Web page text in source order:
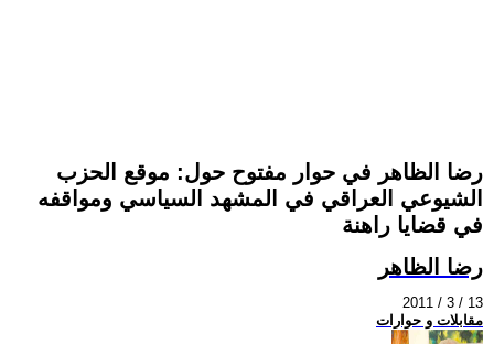
رضا الظاهر في حوار مفتوح حول: موقع الحزب
الشيوعي العراقي في المشهد السياسي ومواقفه
في قضايا راهنة
رضا الظاهر
2011 / 3 / 13
مقابلات و حوارات